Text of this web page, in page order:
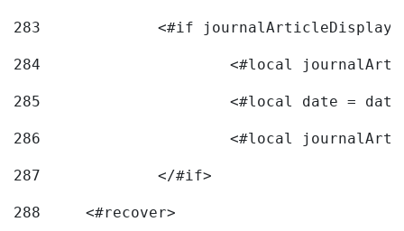
283
284
285
<#local date =
286
287
		</#if>
288
	<#recover>